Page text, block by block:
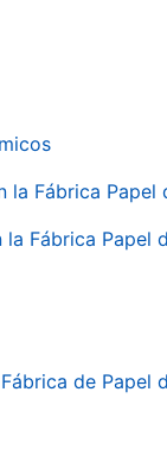
Fábrica Papel
Fábrica Papel
de Papel